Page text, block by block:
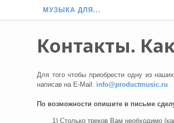
МУЗЫКА ДЛЯ...
Контакты.
Для того чтобы приобрести одну из
написав на E-Mail: info@productmusic.ru
По возможности опишите в письме
1) Столько треков Вам необходимо